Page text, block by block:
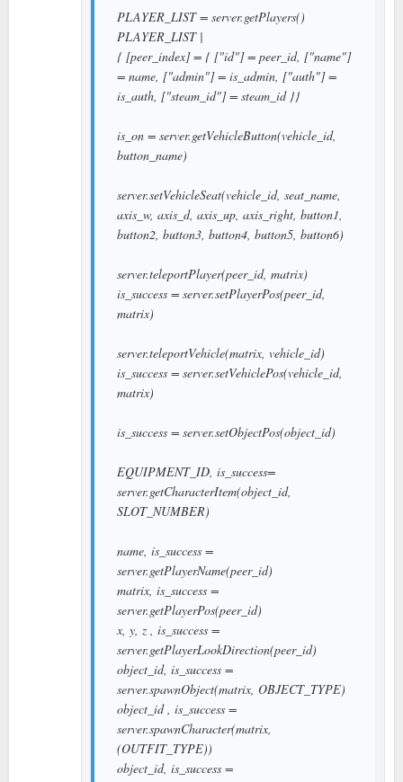
PLAYER_LIST = server.getPlayers()
PLAYER_LIST |
{ [peer_index] = { ["id"] = peer_id, ["name"]
= name, ["admin"] = is_admin, ["auth"] =
is_auth, ["steam_id"] = steam_id }}
is_on = server.getVehicleButton(vehicle_id,
button_name)
server.setVehicleSeat(vehicle_id, seat_name,
axis_w, axis_d, axis_up, axis_right, button1,
button2, button3, button4, button5, button6)
server.teleportPlayer(peer_id, matrix)
is_success = server.setPlayerPos(peer_id,
matrix)
server.teleportVehicle(matrix, vehicle_id)
is_success = server.setVehiclePos(vehicle_id,
matrix)
is_success = server.setObjectPos(object_id)
EQUIPMENT_ID, is_success=
server.getCharacterItem(object_id,
SLOT_NUMBER)
name, is_success =
server.getPlayerName(peer_id)
matrix, is_success =
server.getPlayerPos(peer_id)
x, y, z , is_success =
server.getPlayerLookDirection(peer_id)
object_id, is_success =
server.spawnObject(matrix, OBJECT_TYPE)
object_id , is_success =
server.spawnCharacter(matrix,
(OUTFIT_TYPE))
object_id, is_success =